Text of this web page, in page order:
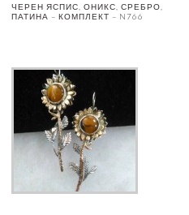
ЧЕРЕН ЯСПИС, ОНИКС, СРЕБРО,
ПАТИНА – КОМПЛЕКТ – N766